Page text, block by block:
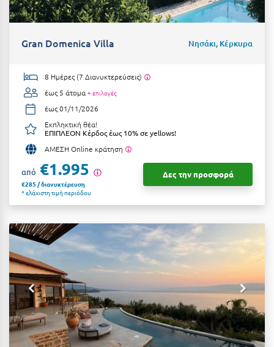
Gran Domenica Villa Νησάκι, Κέρκυρα
8 Ημέρες (7 Διανυκτερεύσεις)
έως 5 άτομα + επιλογές
έως 01/11/2026
Εκπληκτική θέα!
ΕΠΙΠΛΕΟΝ Κέρδος έως 10% σε yellows!
ΑΜΕΣΗ Online κράτηση
από €1.995
€285 / διανυκτέρευση
* ελάχιστη τιμή περιόδου
Δες την προσφορά